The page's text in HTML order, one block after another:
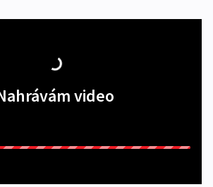
video